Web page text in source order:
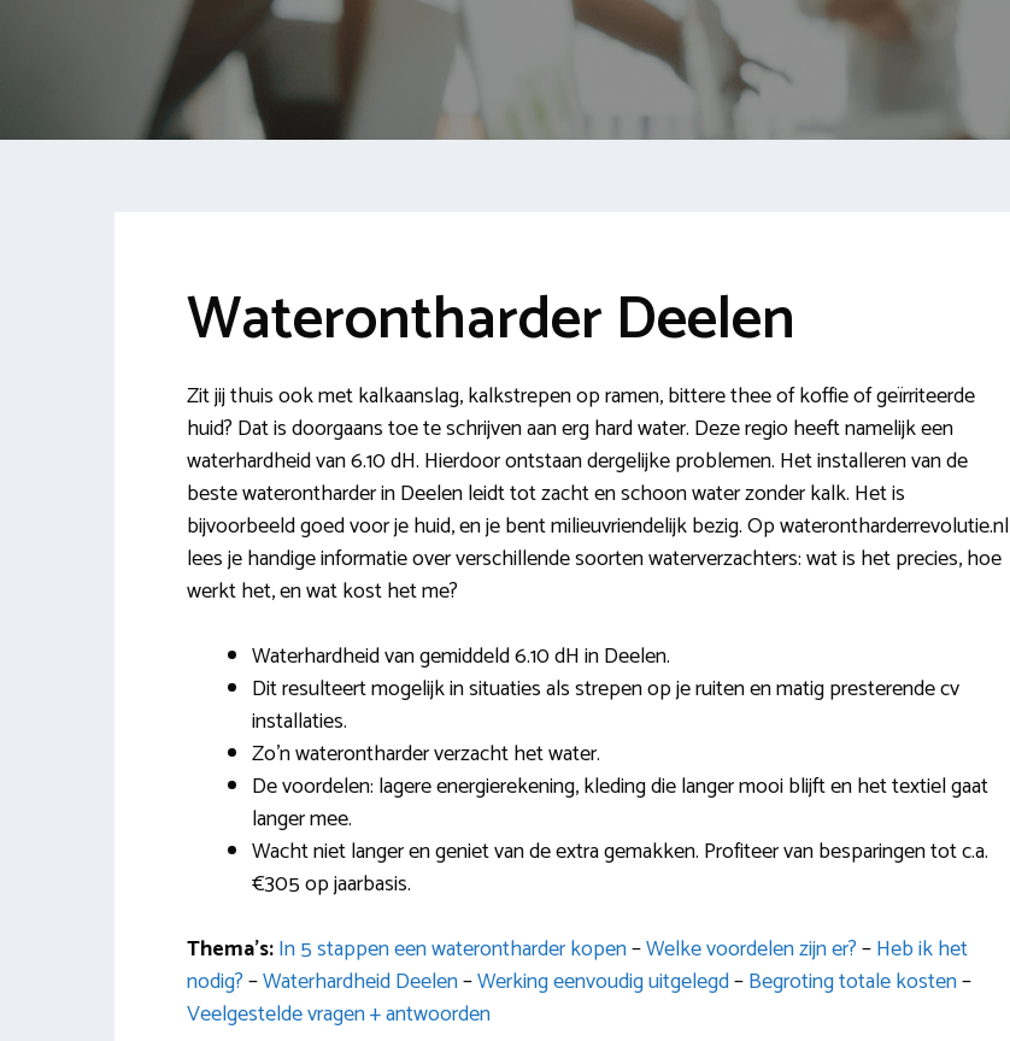
Waterontharder Deelen
Zit jij thuis ook met kalkaanslag, kalkstrepen op ramen, bittere thee of koffie of geïrriteerde
huid? Dat is doorgaans toe te schrijven aan erg hard water. Deze regio heeft namelijk een
waterhardheid van 6.10 dH. Hierdoor ontstaan dergelijke problemen. Het installeren van de
beste waterontharder in Deelen leidt tot zacht en schoon water zonder kalk. Het is
bijvoorbeeld goed voor je huid, en je bent milieuvriendelijk bezig. Op waterontharderrevolutie.nl
lees je handige informatie over verschillende soorten waterverzachters: wat is het precies, hoe
werkt het, en wat kost het me?
Waterhardheid van gemiddeld 6.10 dH in Deelen.
Dit resulteert mogelijk in situaties als strepen op je ruiten en matig presterende cv
installaties.
Zo’n waterontharder verzacht het water.
De voordelen: lagere energierekening, kleding die langer mooi blijft en het textiel gaat
langer mee.
Wacht niet langer en geniet van de extra gemakken. Profiteer van besparingen tot c.a.
€305 op jaarbasis.
Thema’s:In 5 stappen een waterontharder kopen–Welke voordelen zijn er?–Heb ik het
nodig?–Waterhardheid Deelen–Werking eenvoudig uitgelegd–Begroting totale kosten–
Veelgestelde vragen + antwoorden